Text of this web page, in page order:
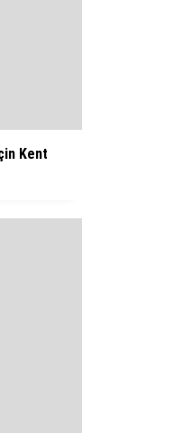
Kent